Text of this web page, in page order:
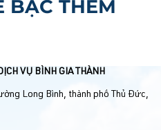
BẬC THỀM
VỤ BÌNH GIA THÀNH
Long Bình, thành phố Thủ Đức,